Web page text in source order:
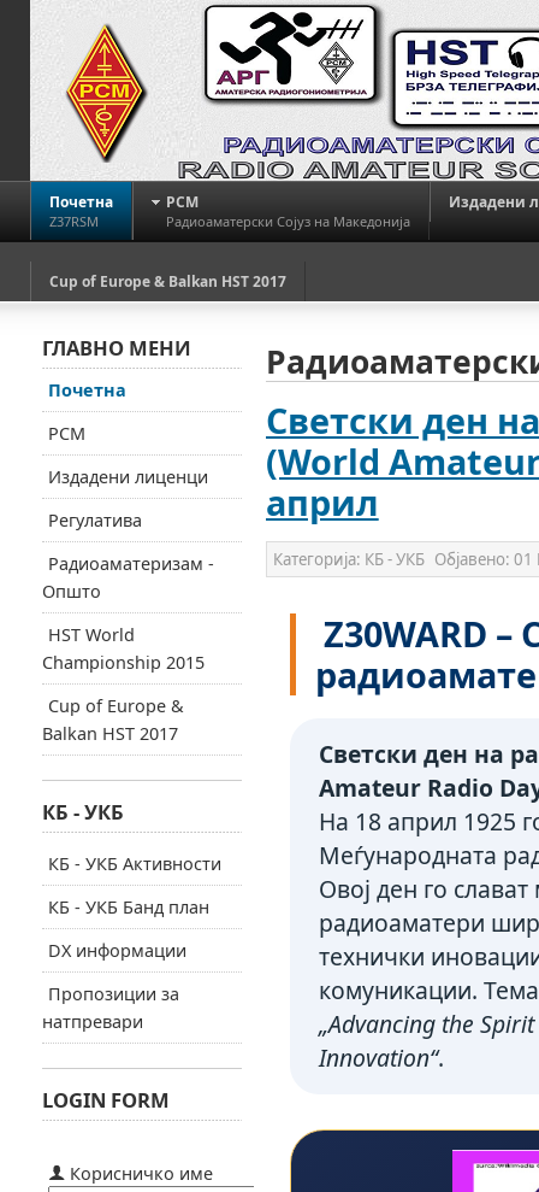
Почетна
Z37RSM
РСМ
Радиоаматерски Сојуз на Македонија
Издадени
Cup of Europe & Balkan HST 2017
Светски ден
(World
април
Категорија: КБ - УКБ Објавено: 01
Z30WARD –
Светски ден на
Amateur Radio
На 18 април 1925
Меѓународната
Овој ден го
радиоаматери
технички
комуникации.
„Advancing the
Innovation“.
ГЛАВНО МЕНИ
Почетна
РСМ
Издадени лиценци
Регулатива
Радиоаматеризам -
Општо
HST World
Championship 2015
Cup of Europe &
Balkan HST 2017
КБ - УКБ
КБ - УКБ Активности
КБ - УКБ Банд план
DX информации
Пропозиции за
натпревари
LOGIN FORM
Корисничко име